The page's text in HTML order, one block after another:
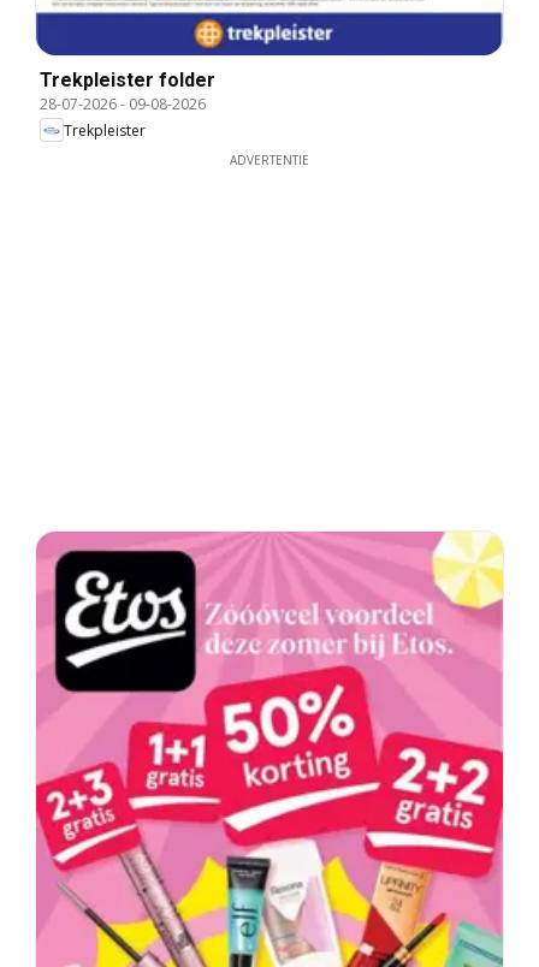
Trekpleister folder
28-07-2026- 09-08-2026
Trekpleister
ADVERTENTIE